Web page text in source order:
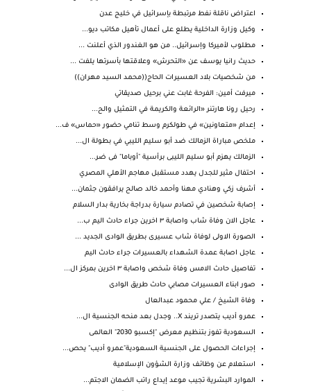
اعتراض ناقلة نفط مرتبطة بإسرائيل في خليج عدن
وكيل وزارة الداخلية يطلع على أعمال تأهيل مكاتب ديو...
مطلوب لأميركا وإسرائيل.. من هو الغندور الذي أعلنت ...
حديث رانيا يوسف عن «التحرش» وعلاقتها بأسرتها يلفت ...
من شخصيات بلاد العسيرات الحاج((محمد السيد مهران))
ميرفت أمين: الفرحة غابت عني برحيل صديقاتي
رحيل رونا هارتنر «الرائعة والكريمة في التمثيل والح...
إعدام «متعاونين» في طولكرم وسط تنامي حضور «حماس» ف...
ملخص مباراة الزمالك ضد أبو سليم الليبي في بطولة ال...
الزمالك يهزم أبو سليم الليبى برأسية "أوباما" فى ضر...
احتفال مثير للجدل يهدد مستقبل مهاجم الأهلي المصري
أشرف زكي وهنادي مهنا وأحمد خالد صالح يرافقون جثمان...
إصابة شخصين في تصادم سيارة بدراجة بخارية بدار السلام
عاجل الان وفاة شاب واصابة ٣ اخرين جراء حادث اليم ب...
الصورة الاولى لوفاة شاب عسيرى بطريق الوادى الجديد ...
عاجل اصابة عمدة الشهداء بالعسيرات جراء حادث اليم
تفاصيل حادث الامس وفاة شخص واصابة ٣ اخرين بمركز ال...
صور ابناء العسيرات مصابي حادث طريق الوادى
وفاة الشيخ / علي محمود عبدالعال
عمرو أديب يتصدر تريند X.. وجدل بعد منحه الجنسية ال...
السعودية تفوز بتنظيم معرض "إكسبو 2030" العالمى
إجراءات الحصول على الجنسية السعودية"عمرو أديب" يحص...
استعلام عن وظائف وزارة الشؤون الإسلامية
الموارد البشرية تجيب موعد إيداع راتب الضمان الاجتم...